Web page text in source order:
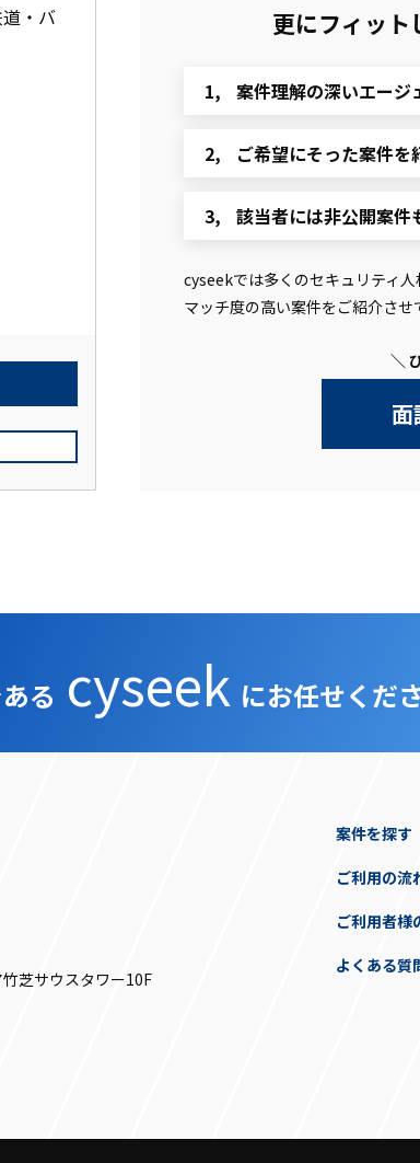
更にフィット
案件理解の深いエージ
ご希望にそった案件を
該当者には非公開案件
cyseekでは多くのセキュリティ
マッチ度の高い案件をご紹介さ
＼
面
・バ
る cyseek にお任せくだ
芝サウスタワー10F
案件を探す
ご利用の流
ご利用者様
よくある質